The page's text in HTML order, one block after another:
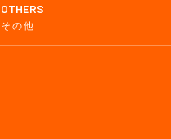
OTHERS
その他